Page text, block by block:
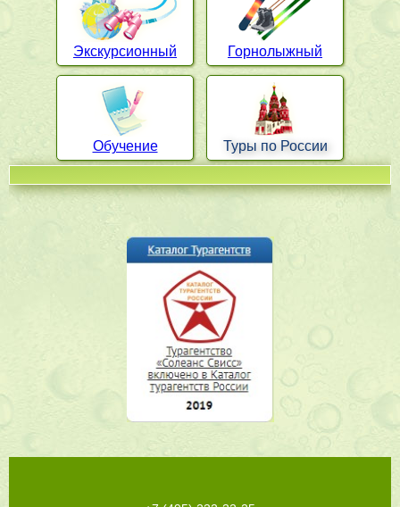
Экскурсионный Горнолыжный
Обучение Туры по России